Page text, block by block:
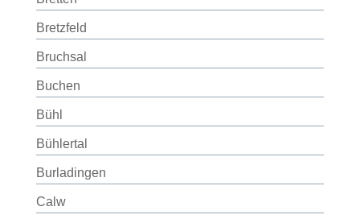
Bretzfeld
Bruchsal
Buchen
Bühl
Bühlertal
Burladingen
Calw